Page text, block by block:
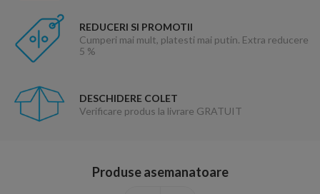
REDUCERI SI PROMOTII
Cumperi mai mult, platesti mai putin. Extra reducere
5 %
DESCHIDERE COLET
Verificare produs la livrare GRATUIT
Produse asemanatoare